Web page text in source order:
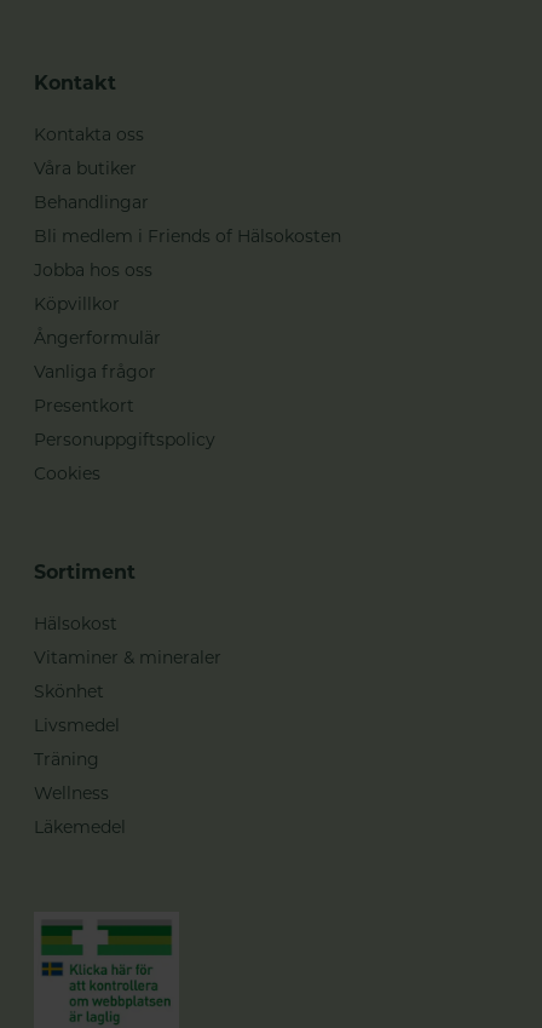
Kontakt
Kontakta oss
Våra butiker
Behandlingar
Bli medlem i Friends of Hälsokosten
Jobba hos oss
Köpvillkor
Ångerformulär
Vanliga frågor
Presentkort
Personuppgiftspolicy
Cookies
Sortiment
Hälsokost
Vitaminer & mineraler
Skönhet
Livsmedel
Träning
Wellness
Läkemedel